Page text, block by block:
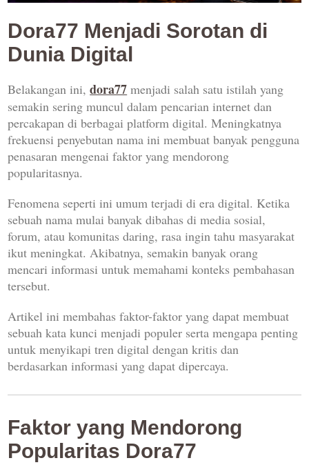
Dora77 Menjadi Sorotan di
Dunia Digital
Belakangan ini,dora77 menjadi salah satu istilah yang
semakin sering muncul dalam pencarian internet dan
percakapan di berbagai platform digital. Meningkatnya
frekuensi penyebutan nama ini membuat banyak pengguna
penasaran mengenai faktor yang mendorong
popularitasnya.
Fenomena seperti ini umum terjadi di era digital. Ketika
sebuah nama mulai banyak dibahas di media sosial,
forum, atau komunitas daring, rasa ingin tahu masyarakat
ikut meningkat. Akibatnya, semakin banyak orang
mencari informasi untuk memahami konteks pembahasan
tersebut.
Artikel ini membahas faktor-faktor yang dapat membuat
sebuah kata kunci menjadi populer serta mengapa penting
untuk menyikapi tren digital dengan kritis dan
berdasarkan informasi yang dapat dipercaya.
Faktor yang Mendorong
Popularitas Dora77